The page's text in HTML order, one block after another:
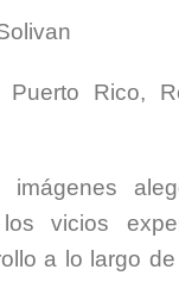
Puerto Rico,
vicios
a lo largo